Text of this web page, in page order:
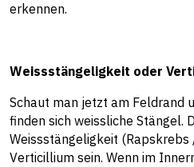
erkennen.
Weissstängeligkeit oder
Schaut man jetzt am Feldrand
finden sich weissliche Stängel.
Weissstängeligkeit (Rapskrebs
Verticillium sein. Wenn im